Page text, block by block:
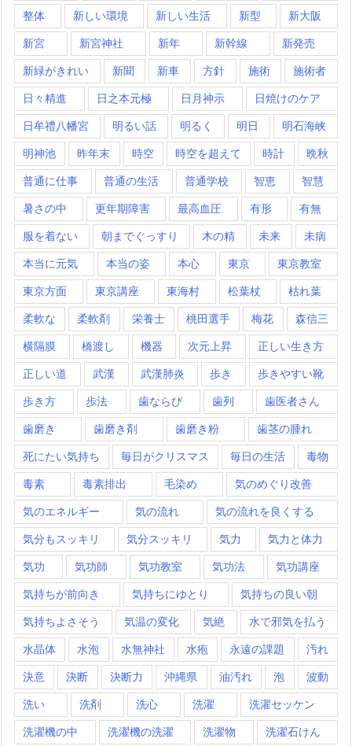
整体 新しい環境 新しい生活 新型 新大阪
新宮 新宮神社 新年 新幹線 新発売
新緑がきれい 新聞 新車 方針 施術 施術者
日々精進 日之本元極 日月神示 日焼けのケア
日牟禮八幡宮 明るい話 明るく 明日 明石海峡
明神池 昨年末 時空 時空を超えて 時計 晩秋
普通に仕事 普通の生活 普通学校 智恵 智慧
暑さの中 更年期障害 最高血圧 有形 有無
服を着ない 朝までぐっすり 木の精 未来 未病
本当に元気 本当の姿 本心 東京 東京教室
東京方面 東京講座 東海村 松葉杖 枯れ葉
柔軟な 柔軟剤 栄養士 桃田選手 梅花 森信三
横隔膜 橋渡し 機器 次元上昇 正しい生き方
正しい道 武漢 武漢肺炎 歩き 歩きやすい靴
歩き方 歩法 歯ならび 歯列 歯医者さん
歯磨き 歯磨き剤 歯磨き粉 歯茎の腫れ
死にたい気持ち 毎日がクリスマス 毎日の生活 毒物
毒素 毒素排出 毛染め 気のめぐり改善
気のエネルギー 気の流れ 気の流れを良くする
気分もスッキリ 気分スッキリ 気力 気力と体力
気功 気功師 気功教室 気功法 気功講座
気持ちが前向き 気持ちにゆとり 気持ちの良い朝
気持ちよさそう 気温の変化 気絶 水で邪気を払う
水晶体 水泡 水無神社 水疱 永遠の課題 汚れ
決意 決断 決断力 沖縄県 油汚れ 泡 波動
洗い 洗剤 洗心 洗濯 洗濯セッケン
洗濯機の中 洗濯機の洗濯 洗濯物 洗濯石けん